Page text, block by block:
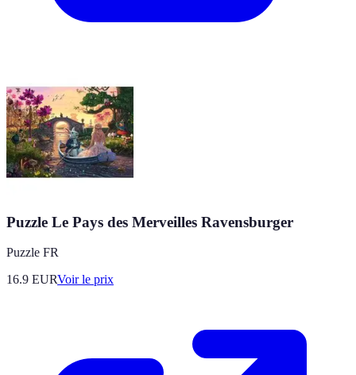
Puzzle Le Pays des Merveilles Ravensburger
Puzzle FR
16.9 EURVoir le prix